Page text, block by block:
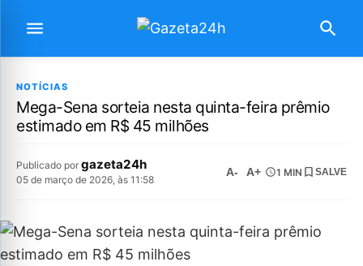
NOTÍCIAS
Mega-Sena sorteia nesta quinta-feira prêmio
estimado em R$ 45 milhões
Publicado por gazeta24h
05 de março de 2026, às 11:58
A- A+ 1 MIN SALVE